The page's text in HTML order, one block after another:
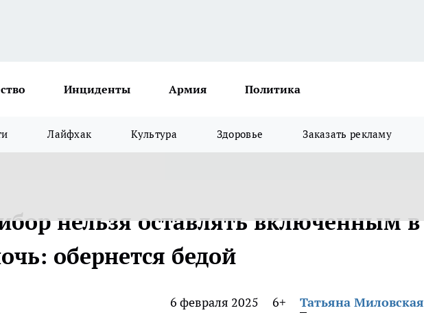
Инциденты Армия Политика
Лайфхак Культура Здоровье Заказать рекламу
нельзя оставлять включенным в
обернется бедой
6 февраля 2025 6+ Татьяна Миловская